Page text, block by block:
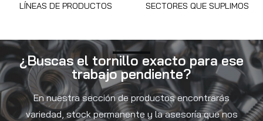
LÍNEAS DE PRODUCTOS SECTORES QUE SUPLIMOS
¿Buscas el tornillo exacto para ese
trabajo pendiente?
En nuestra sección de productos encontrarás
variedad, stock permanente y la asesoría que nos